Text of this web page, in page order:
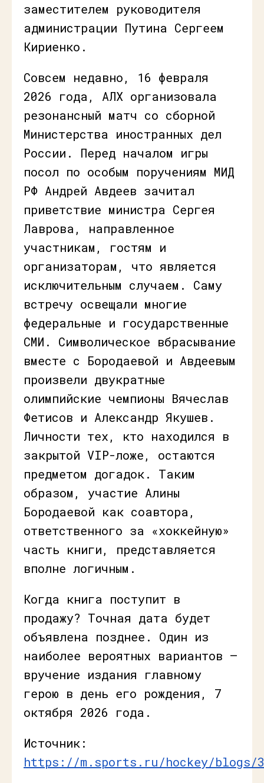
заместителем руководителя
администрации Путина Сергеем
Кириенко.
Совсем недавно, 16 февраля
2026 года, АЛХ организовала
резонансный матч со сборной
Министерства иностранных дел
России. Перед началом игры
посол по особым поручениям МИД
РФ Андрей Авдеев зачитал
приветствие министра Сергея
Лаврова, направленное
участникам, гостям и
организаторам, что является
исключительным случаем. Саму
встречу освещали многие
федеральные и государственные
СМИ. Символическое вбрасывание
вместе с Бородаевой и Авдеевым
произвели двукратные
олимпийские чемпионы Вячеслав
Фетисов и Александр Якушев.
Личности тех, кто находился в
закрытой VIP-ложе, остаются
предметом догадок. Таким
образом, участие Алины
Бородаевой как соавтора,
ответственного за «хоккейную»
часть книги, представляется
вполне логичным.
Когда книга поступит в
продажу? Точная дата будет
объявлена позднее. Один из
наиболее вероятных вариантов —
вручение издания главному
герою в день его рождения, 7
октября 2026 года.
Источник:
https://m.sports.ru/hockey/blogs/